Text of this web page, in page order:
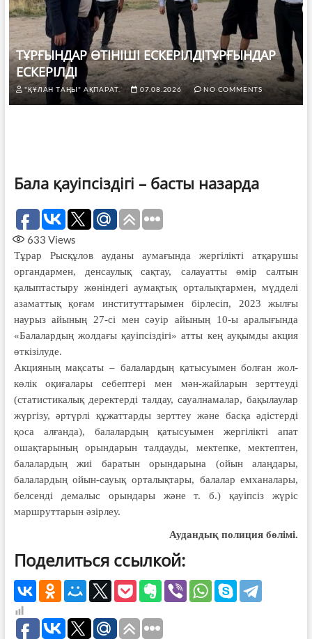
ТҰРҒЫНДАР ӨТІНІШІ ЕСКЕРІЛДІТҰРҒЫНДАР
ЕСКЕРІЛДІ
"ҚҰЛАН ТАҢЫ" АҚПАРАТ. 07.08.2026 NO COMMENTS
Бала қауіпсіздігі – басты назарда
633 Views
Тұрар Рысқұлов ауданы аумағында жергілікті атқарушы
органдармен, денсаулық сақтау, салауатты өмір салтын
қалыптастыру жөніндегі аумақтық орталықтармен, мүдделі
азаматтық қоғам институттарымен бірлесіп, 2023 жылғы
наурыз айының 27-сі мен сәуір айының 10-ы аралығында
«Балалардың жолдағы қауіпсіздігі» атты кең ауқымды акция
өткізілуде.
Акцияның мақсаты – балалардың қатысуымен болған жол-
көлік оқиғалары себептері мен мән-жайларын зерттеуді
(статистикалық деректерді талдау, сауалнамалар, бақылаулар
жүргізу, әртүрлі құжаттарды зерттеу және басқа әдістерді
қоса алғанда), балалардың қатысуымен жергілікті апат
ошақтарының орындарын талдауды, мектепке, мектептен,
балалардың жиі баратын орындарына (ойын алаңдары,
балалардың ойын-сауық орталықтары, балалар емханалары,
белсенді демалыс орындары және т. б.) қауіпсіз жүріс
маршруттарын әзірлеу.
Аудандық полиция бөлімі.
Поделиться ссылкой: